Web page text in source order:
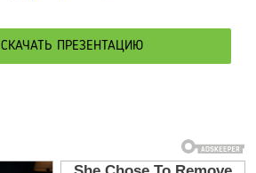
СКАЧАТЬ ПРЕЗЕНТАЦИЮ